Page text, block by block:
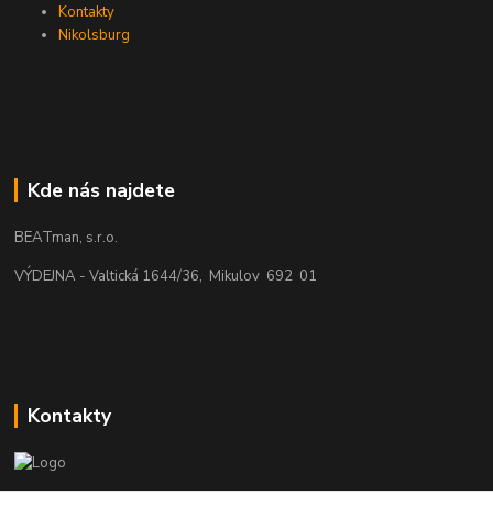
Kontakty
Nikolsburg
Kde nás najdete
BEATman, s.r.o.
VÝDEJNA - Valtická 1644/36, Mikulov 692 01
Kontakty